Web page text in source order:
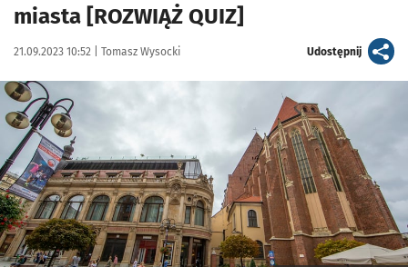
miasta [ROZWIĄŻ QUIZ]
Data publikacji:
21.09.2023 10:52 | Autor:
Tomasz Wysocki Udostępnijartykuł
Kliknij, aby powiększyć